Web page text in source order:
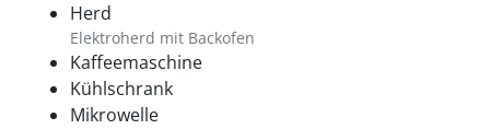
Herd
Elektroherd mit Backofen
Kaffeemaschine
Kühlschrank
Mikrowelle